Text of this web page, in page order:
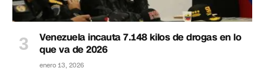
Venezuela incauta 7.148 kilos de drogas en lo
que va de 2026
enero 13, 2026